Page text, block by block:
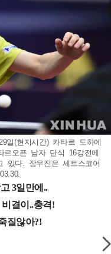
일(현지시간) 카타르 도하에
르오픈 남자 단식 16강전에
있다. 장우진은 세트스코어